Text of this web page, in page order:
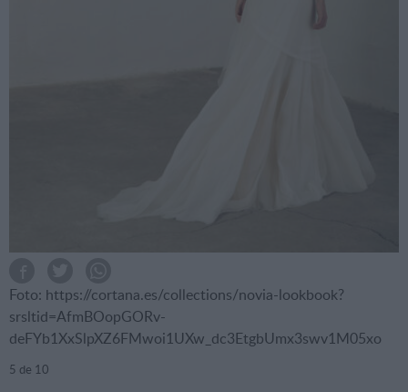
Foto: https://cortana.es/collections/novia-lookbook?
srsltid=AfmBOopGORv-
deFYb1XxSlpXZ6FMwoi1UXw_dc3EtgbUmx3swv1M05xo
5 de 10